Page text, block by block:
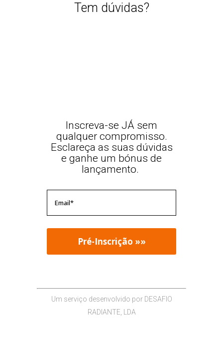
Tem dúvidas?
Inscreva-se JÁ sem
qualquer compromisso.
Esclareça as suas dúvidas
e ganhe um bónus de
lançamento.
Um serviço desenvolvido por DESAFIO
RADIANTE, LDA